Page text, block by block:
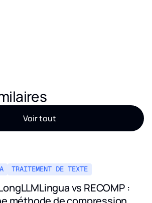
Voir tout
TRAITEMENT DE TEXTE
vs RECOMP :